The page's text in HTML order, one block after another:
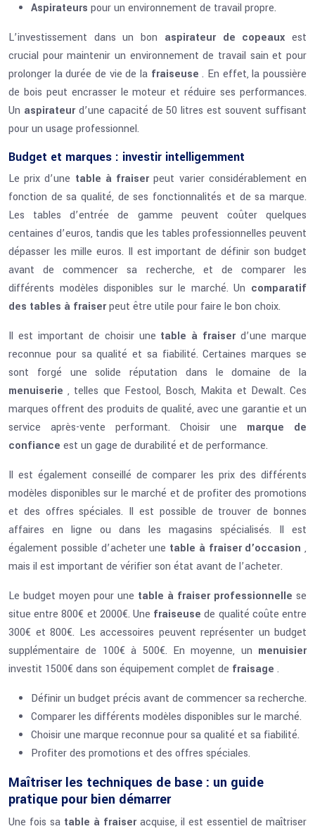
Aspirateurs pour un environnement de travail propre.
L’investissement dans un bon aspirateur de copeauxest
crucial pour maintenir un environnement de travail sain et pour
prolonger la durée de vie de la fraiseuse. En effet, la poussière
de bois peut encrasser le moteur et réduire ses performances.
Un aspirateurd’une capacité de 50 litres est souvent suffisant
pour un usage professionnel.
Budget et marques : investir intelligemment
Le prix d’une table à fraiserpeut varier considérablement en
fonction de sa qualité, de ses fonctionnalités et de sa marque.
Les tables d’entrée de gamme peuvent coûter quelques
centaines d’euros, tandis que les tables professionnelles peuvent
dépasser les mille euros. Il est important de définir son budget
avant de commencer sa recherche, et de comparer les
différents modèles disponibles sur le marché. Un comparatif
des tables à fraiserpeut être utile pour faire le bon choix.
Il est important de choisir une table à fraiserd’une marque
reconnue pour sa qualité et sa fiabilité. Certaines marques se
sont forgé une solide réputation dans le domaine de la
menuiserie, telles que Festool, Bosch, Makita et Dewalt. Ces
marques offrent des produits de qualité, avec une garantie et un
service après-vente performant. Choisir une marque de
confiance est un gage de durabilité et de performance.
Il est également conseillé de comparer les prix des différents
modèles disponibles sur le marché et de profiter des promotions
et des offres spéciales. Il est possible de trouver de bonnes
affaires en ligne ou dans les magasins spécialisés. Il est
également possible d’acheter une table à fraiser d’occasion ,
mais il est important de vérifier son état avant de l’acheter.
Le budget moyen pour une table à fraiser professionnelle se
situe entre 800€ et 2000€. Une fraiseusede qualité coûte entre
300€ et 800€. Les accessoires peuvent représenter un budget
supplémentaire de 100€ à 500€. En moyenne, un menuisier
investit 1500€ dans son équipement complet de fraisage .
Définir un budget précis avant de commencer sa recherche.
Comparer les différents modèles disponibles sur le marché.
Choisir une marque reconnue pour sa qualité et sa fiabilité.
Profiter des promotions et des offres spéciales.
Maîtriser les techniques de base : un guide
pratique pour bien démarrer
Une fois sa table à fraiseracquise, il est essentiel de maîtriser